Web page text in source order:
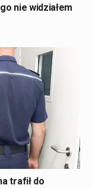
nie widziałem
trafił do